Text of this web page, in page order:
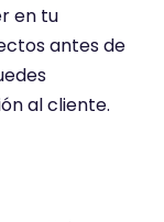
en tu
antes de
al cliente.